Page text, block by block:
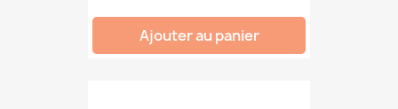
Ajouter au panier